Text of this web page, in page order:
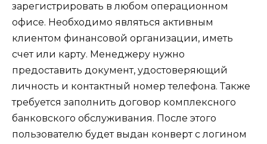
зарегистрировать в любом операционном
офисе. Необходимо являться активным
клиентом финансовой организации, иметь
счет или карту. Менеджеру нужно
предоставить документ, удостоверяющий
личность и контактный номер телефона. Также
требуется заполнить договор комплексного
банковского обслуживания. После этого
пользователю будет выдан конверт с логином